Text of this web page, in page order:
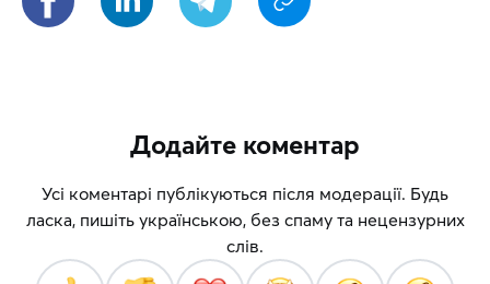
Додайте коментар
Усі коментарі публікуються після модерації. Будь
ласка, пишіть українською, без спаму та нецензурних
слів.